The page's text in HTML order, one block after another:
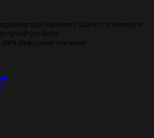
jej vlastníkmi a slúži len na referenčné
náhradných dielov.
2026 Všetky práva vyhradené